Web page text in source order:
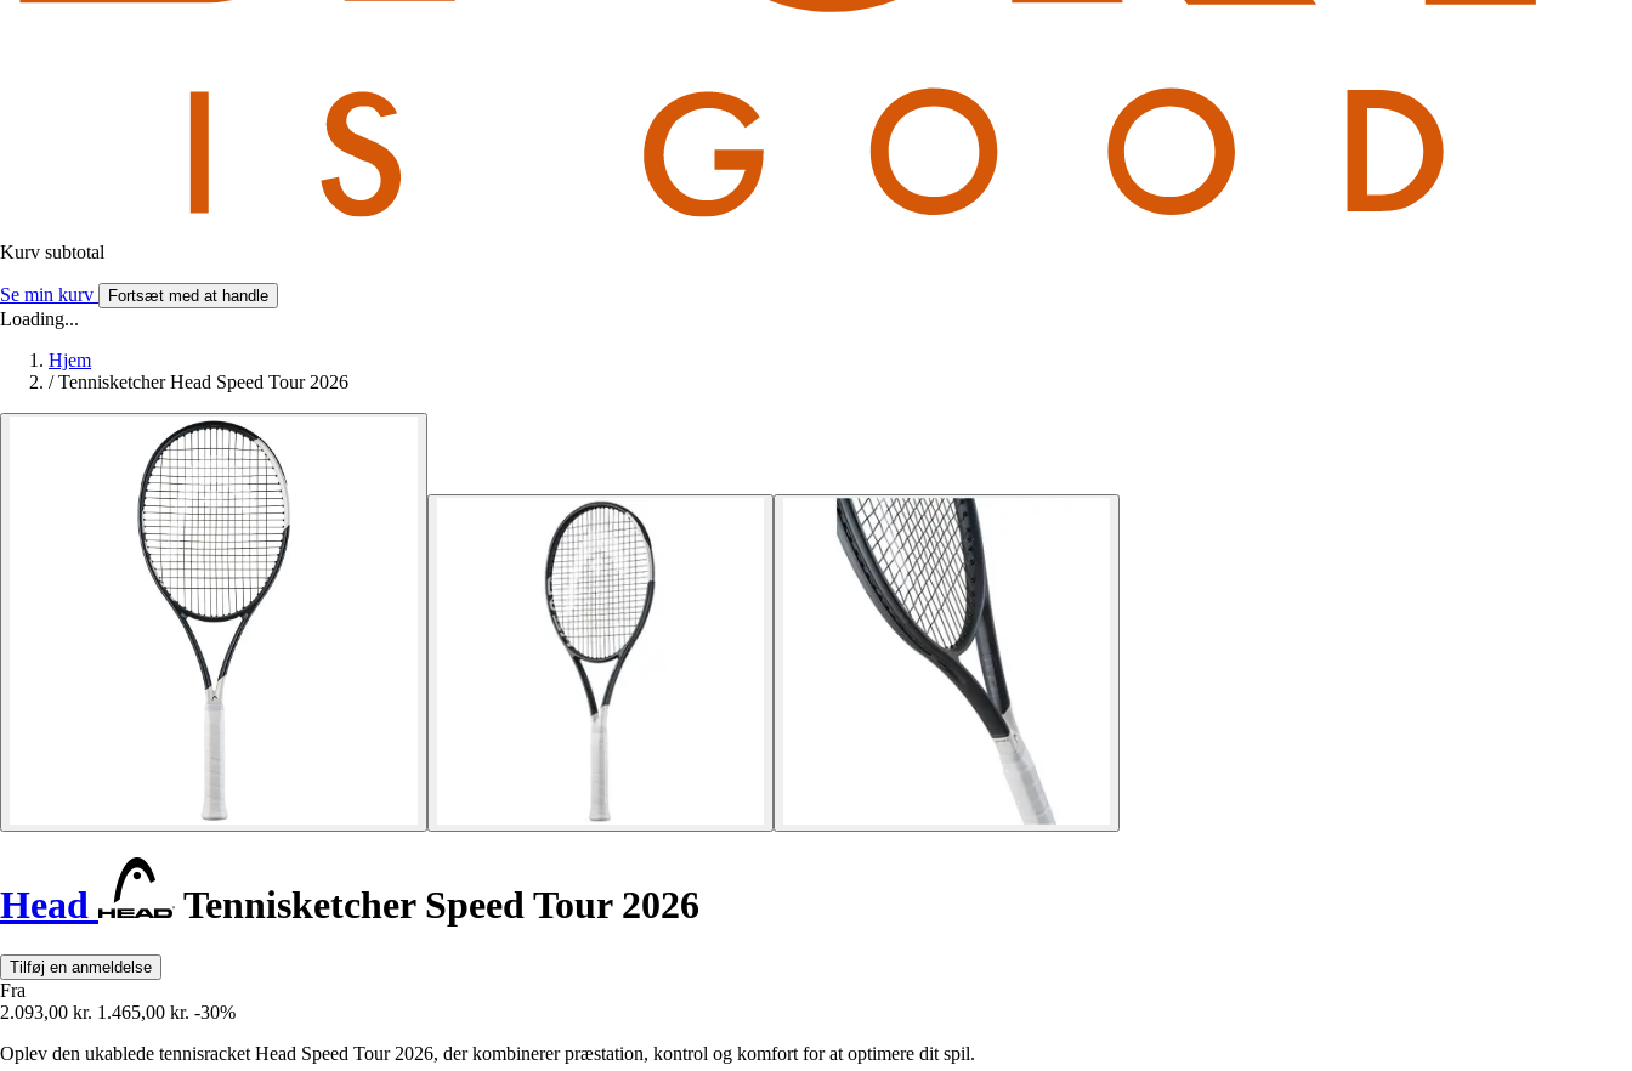
Kurv subtotal
Se min kurv Fortsæt med at handle
Loading...
Hjem
/ Tennisketcher Head Speed Tour 2026
Head Tennisketcher Speed Tour 2026
Tilføj en anmeldelse
Fra
2.093,00 kr. 1.465,00 kr. -30%
Oplev den ukablede tennisracket Head Speed Tour 2026, der kombinerer præstation, kontrol og komfort for at optimere dit spil.